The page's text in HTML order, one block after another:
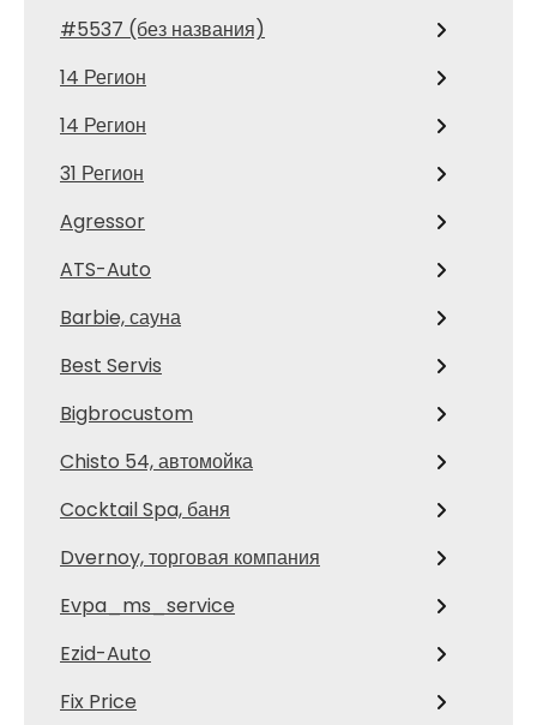
#5537 (без названия)
14 Регион
14 Регион
31 Регион
Agressor
ATS-Auto
Barbie, сауна
Best Servis
Bigbrocustom
Chisto 54, автомойка
Cocktail Spa, баня
Dvernoy, торговая компания
Evpa_ms_service
Ezid-Auto
Fix Price